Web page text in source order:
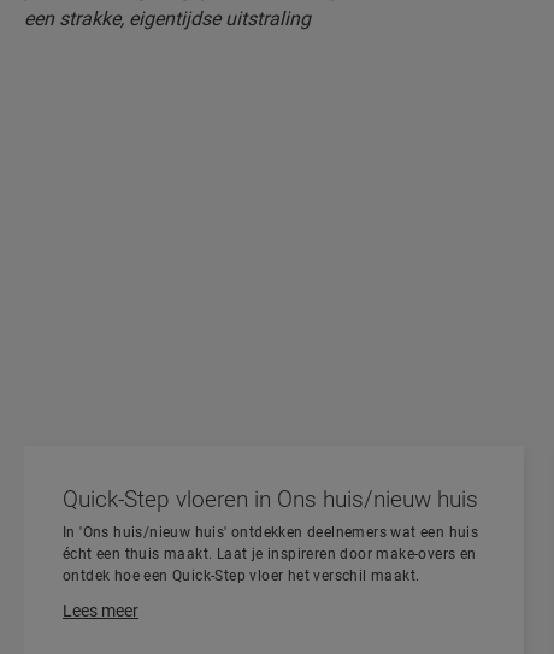
Quick-Step vloeren in Ons huis/nieuw huis
In 'Ons huis/nieuw huis' ontdekken deelnemers wat een huis
écht een thuis maakt. Laat je inspireren door make-overs en
ontdek hoe een Quick-Step vloer het verschil maakt.
Lees meer